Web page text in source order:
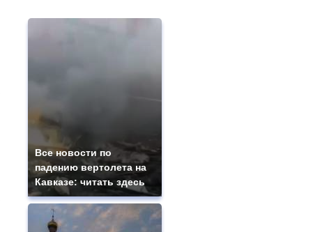
Все новости по
падению вертолета на
Кавказе: читать здесь